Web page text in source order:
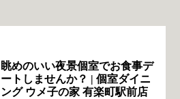
眺めのいい夜景個室でお食事デ
ートしませんか？ | 個室ダイニ
ング ウメ子の家 有楽町駅前店